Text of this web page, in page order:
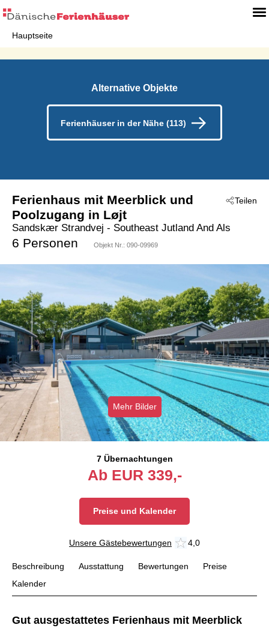
Hauptseite
Alternative Objekte
Ferienhäuser in der Nähe (113)
Teilen
Ferienhaus mit Meerblick und
Poolzugang in Løjt
Sandskær Strandvej - Southeast Jutland And Als
6 Personen Objekt Nr.: 090-09969
Mehr Bilder
7 Übernachtungen
Ab EUR 339,-
Preise und Kalender
Unsere Gästebewertungen 4,0
Beschreibung Ausstattung Bewertungen
Preise
Kalender
Gut ausgestattetes Ferienhaus mit Meerblick